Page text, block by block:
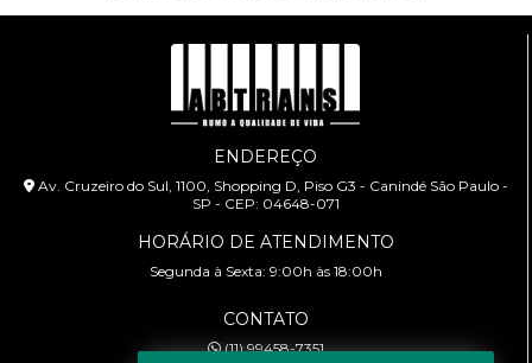
ENDEREÇO
Av. Cruzeiro do Sul, 1100, Shopping D, Piso G3 - Canindé São Paulo -
SP - CEP: 04648-071
HORÁRIO DE ATENDIMENTO
Segunda à Sexta: 9:00h às 18:00h
CONTATO
(11) 99458-7351